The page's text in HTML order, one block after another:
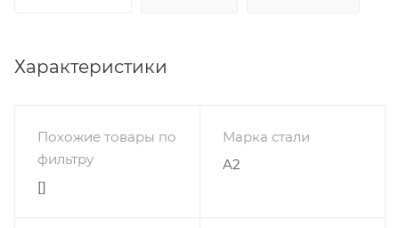
Характеристики
Похожие товары по
фильтру
[]
Марка стали
A2